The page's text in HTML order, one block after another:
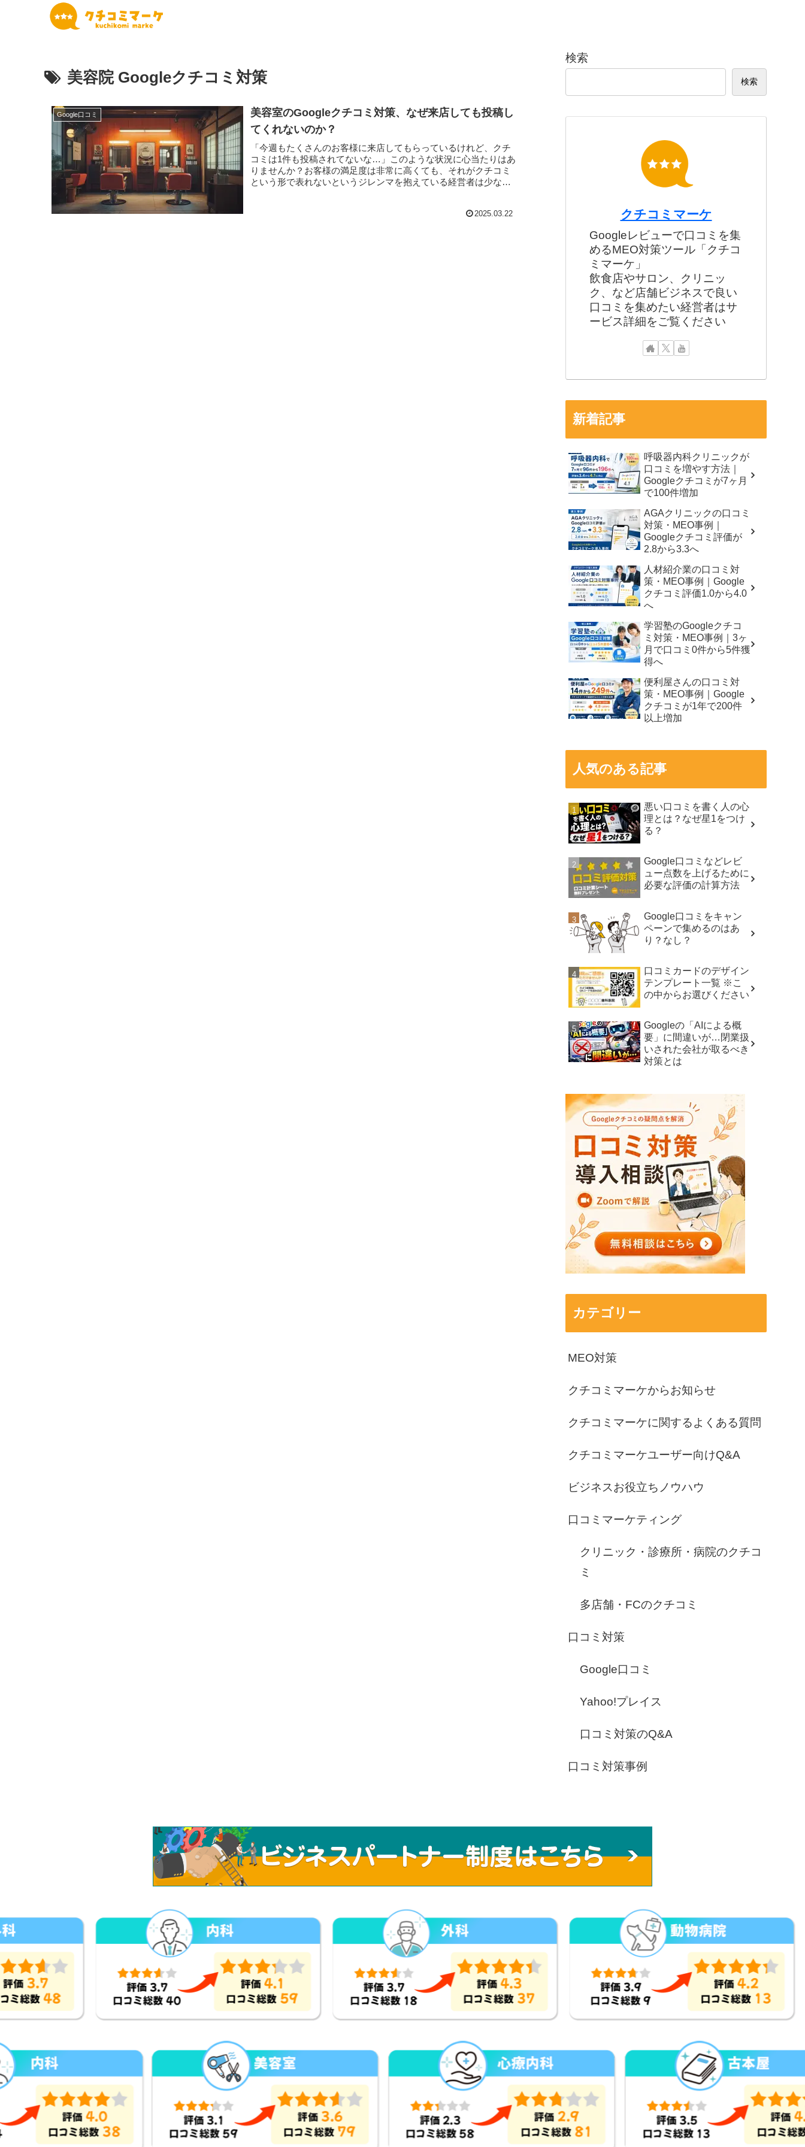
美容院 Googleクチコミ対策
Google口コミ
美容室のGoogleクチコミ対策、なぜ来店しても投稿し
てくれないのか？
「今週もたくさんのお客様に来店してもらっているけれど、クチ
コミは1件も投稿されてないな…」このような状況に心当たりはあ
りませんか？お客様の満足度は非常に高くても、それがクチコミ
という形で表れないというジレンマを抱えている経営者は少なく
2025.03.22
検索
検索
クチコミマーケ
Googleレビューで口コミを集
めるMEO対策ツール「クチコ
ミマーケ」
飲食店やサロン、クリニッ
ク、など店舗ビジネスで良い
口コミを集めたい経営者はサ
ービス詳細をご覧ください
新着記事
呼吸器内科クリニックが
口コミを増やす方法｜
Googleクチコミが7ヶ月
で100件増加
AGAクリニックの口コミ
対策・MEO事例｜
Googleクチコミ評価が
2.8から3.3へ
人材紹介業の口コミ対
策・MEO事例｜Google
クチコミ評価1.0から4.0
へ
学習塾のGoogleクチコ
ミ対策・MEO事例｜3ヶ
月で口コミ0件から5件獲
得へ
便利屋さんの口コミ対
策・MEO事例｜Google
クチコミが1年で200件
以上増加
人気のある記事
悪い口コミを書く人の心
理とは？なぜ星1をつけ
る？
Google口コミなどレビ
ュー点数を上げるために
必要な評価の計算方法
Google口コミをキャン
ペーンで集めるのはあ
り？なし？
口コミカードのデザイン
テンプレート一覧 ※こ
の中からお選びください
Googleの「AIによる概
要」に間違いが…閉業扱
いされた会社が取るべき
対策とは
カテゴリー
MEO対策
クチコミマーケからお知らせ
クチコミマーケに関するよくある質問
クチコミマーケユーザー向けQ&A
ビジネスお役立ちノウハウ
口コミマーケティング
クリニック・診療所・病院のクチコ
ミ
多店舗・FCのクチコミ
口コミ対策
Google口コミ
Yahoo!プレイス
口コミ対策のQ&A
口コミ対策事例